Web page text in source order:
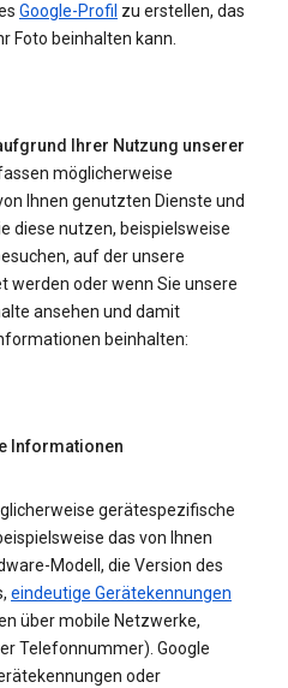
Google-Profil zu erstellen, das
Foto beinhalten kann.
Ihrer Nutzung unserer
möglicherweise
Ihnen genutzten Dienste und
diese nutzen, beispielsweise
auf der unsere
werden oder wenn Sie unsere
ansehen und damit
beinhalten:
Informationen
gerätespezifische
das von Ihnen
Modell, die Version des
eindeutige Gerätekennungen
über mobile Netzwerke,
Telefonnummer). Google
oder